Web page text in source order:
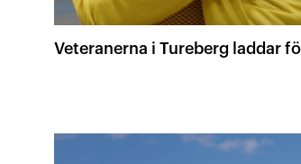
Veteranerna i Tureberg laddar